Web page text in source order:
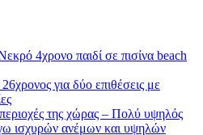
4χρονο παιδί σε πισίνα beach
για δύο επιθέσεις με
της χώρας – Πολύ υψηλός
ισχυρών ανέμων και υψηλών